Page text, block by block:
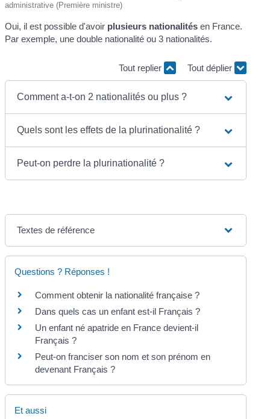
administrative (Première ministre)
Oui, il est possible d'avoir plusieurs nationalités en France.
Par exemple, une double nationalité ou 3 nationalités.
Tout replier Tout déplier
Comment a-t-on 2 nationalités ou plus ?
Quels sont les effets de la plurinationalité ?
Peut-on perdre la plurinationalité ?
Textes de référence
Questions ? Réponses !
Comment obtenir la nationalité française ?
Dans quels cas un enfant est-il Français ?
Un enfant né apatride en France devient-il
Français ?
Peut-on franciser son nom et son prénom en
devenant Français ?
Et aussi